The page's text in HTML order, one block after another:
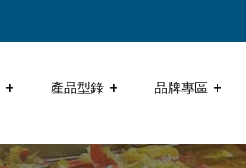
產品型錄 品牌專區